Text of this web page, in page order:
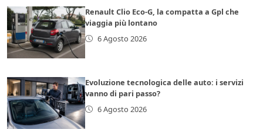
Renault Clio Eco-G, la compatta a Gpl che
viaggia più lontano
6 Agosto 2026
Evoluzione tecnologica delle auto: i servizi
vanno di pari passo?
6 Agosto 2026